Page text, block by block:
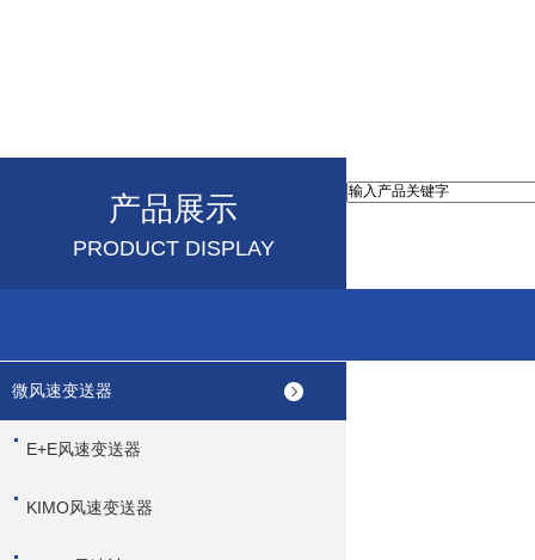
产品展示
PRODUCT DISPLAY
微风速变送器
E+E风速变送器
KIMO风速变送器